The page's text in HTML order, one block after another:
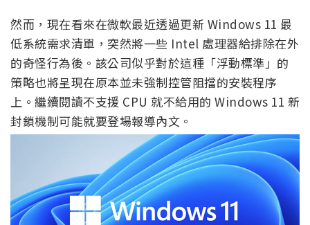
然而，現在看來在微軟最近透過更新 Windows 11 最
低系統需求清單，突然將一些 Intel 處理器給排除在外
的奇怪行為後。該公司似乎對於這種「浮動標準」的
策略也將呈現在原本並未強制控管阻擋的安裝程序
上。繼續閱讀不支援 CPU 就不給用的 Windows 11 新
封鎖機制可能就要登場報導內文。